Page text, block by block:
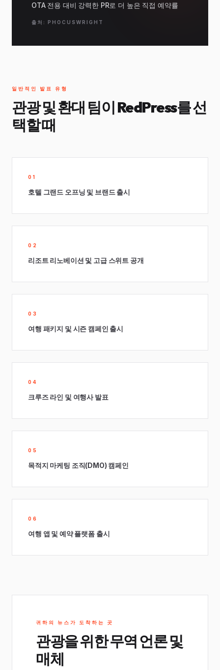
OTA 전용 대비 강력한 PR로 더 높은 직접 예약률
출처: PHOCUSWRIGHT
일반적인 발표 유형
관광 및 환대 팀이 RedPress를 선
택할 때
01
호텔 그랜드 오프닝 및 브랜드 출시
02
리조트 리노베이션 및 고급 스위트 공개
03
여행 패키지 및 시즌 캠페인 출시
04
크루즈 라인 및 여행사 발표
05
목적지 마케팅 조직(DMO) 캠페인
06
여행 앱 및 예약 플랫폼 출시
귀하의 뉴스가 도착하는 곳
관광을 위한 무역 언론 및
매체